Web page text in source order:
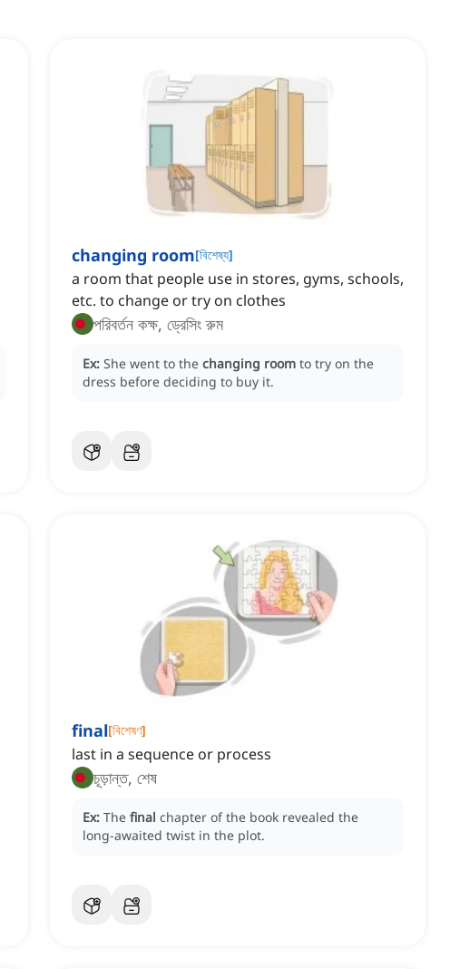
changing room[বিশেষ্য]
a room that people use in stores, gyms, schools,
etc. to change or try on clothes
পরিবর্তন কক্ষ, ড্রেসিং রুম
Ex: She went to the changing room to try on the
dress before deciding to buy it.
final[বিশেষণ]
last in a sequence or process
চূড়ান্ত, শেষ
Ex: The final chapter of the book revealed the
long-awaited twist in the plot.